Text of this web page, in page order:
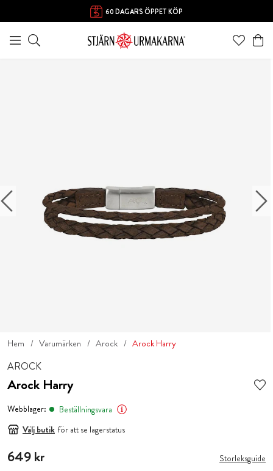
60 DAGARS ÖPPET KÖP
Hem Varumärken Arock Arock Harry
AROCK
Arock Harry
Webblager:
Beställningsvara
Välj butik för att se lagerstatus
Pris :649 kr
649 kr Storleksguide